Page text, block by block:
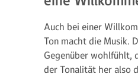
Auch bei einer
Ton macht die Musik.
Gegenüber wohlfühlt,
der Tonalität her also